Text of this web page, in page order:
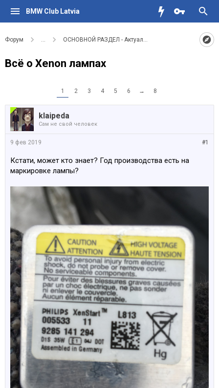
BMW Club Latvia
Форум ... ОСНОВНОЙ РАЗДЕЛ - Актуальное для водителей BMW
Всё о Xenon лампах
1 2 3 4 5 6 → 8
klaipeda
Сам не свой человек
#1
9 фев 2019
Кстати, может кто знает? Год производства есть на
маркировке лампы?